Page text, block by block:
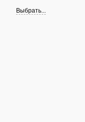
Выбрать...